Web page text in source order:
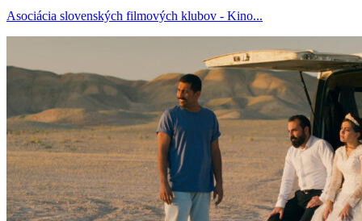
Asociácia slovenských filmových klubov - Kino...